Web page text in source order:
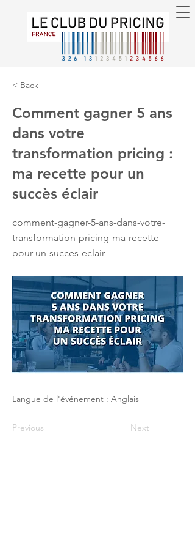
< Back
Comment gagner 5 ans
dans votre
transformation pricing :
ma recette pour un
succès éclair
comment-gagner-5-ans-dans-votre-
transformation-pricing-ma-recette-
pour-un-succes-eclair
Langue de l'événement : Anglais
Previous Next